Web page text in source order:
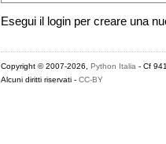
Esegui il login per creare una
Copyright © 2007-2026, Python Italia - Cf
Alcuni diritti riservati - CC-BY